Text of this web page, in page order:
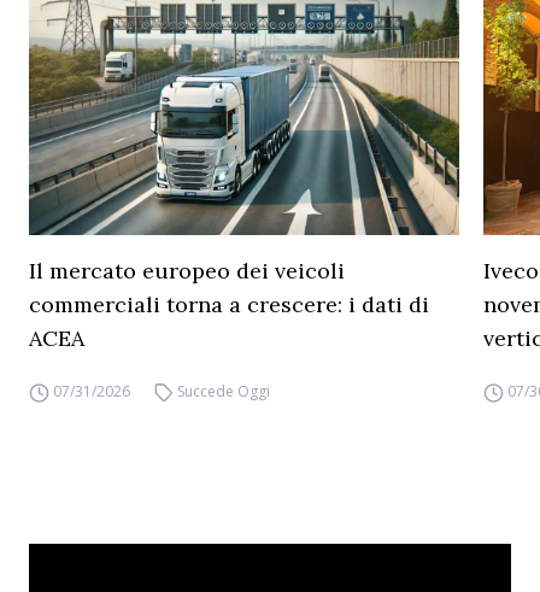
Il mercato europeo dei veicoli
commerciali torna a crescere: i dati di
ACEA
07/31/2026 Succede Oggi 07/